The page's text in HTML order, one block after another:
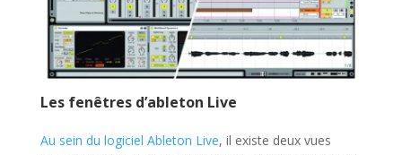
Les fenêtres d’ableton Live
Au sein du logiciel Ableton Live, il existe deux vues